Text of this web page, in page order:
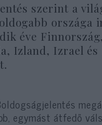
szerint a
országa
éve
Izland, Izrael
egymást átfedő